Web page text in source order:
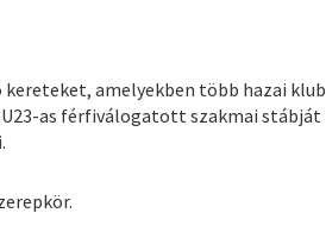
amelyekben több hazai klub
as férfiválogatott szakmai stábját